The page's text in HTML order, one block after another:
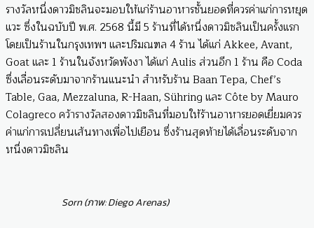
รางวัลหนึ่งดาวมิชลินจะมอบให้แก่ร้านอาหารชั้นยอดที่ควรค่าแก่การหยุด
แวะ ซึ่งในฉบับปี พ.ศ. 2568 นี้มี 5 ร้านที่ได้หนึ่งดาวมิชลินเป็นครั้งแรก
โดยเป็นร้านในกรุงเทพฯ และปริมณฑล 4 ร้าน ได้แก่ Akkee, Avant,
Goat และ 1 ร้านในจังหวัดพังงา ได้แก่ Aulis ส่วนอีก 1 ร้าน คือ Coda
ซึ่งเลื่อนระดับมาจากร้านแนะนำ สำหรับร้าน Baan Tepa, Chef’s
Table, Gaa, Mezzaluna, R-Haan, Sühring และ Côte by Mauro
Colagreco คว้ารางวัลสองดาวมิชลินที่มอบให้ร้านอาหารยอดเยี่ยมควร
ค่าแก่การเปลี่ยนเส้นทางเพื่อไปเยือน ซึ่งร้านสุดท้ายได้เลื่อนระดับจาก
หนึ่งดาวมิชลิน
Sorn (ภาพ: Diego Arenas)